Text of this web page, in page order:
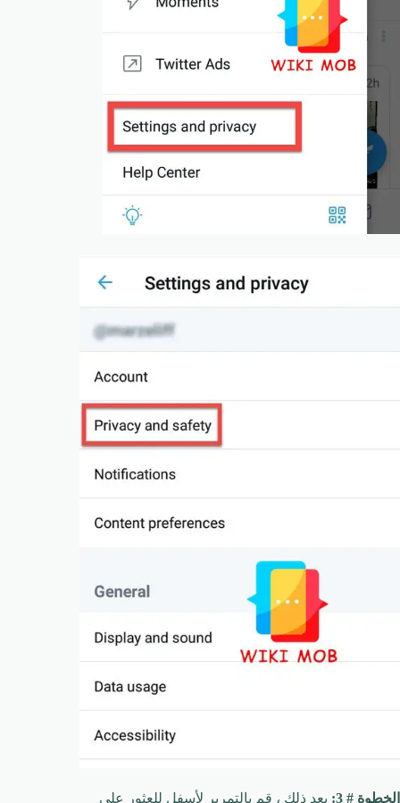
الخطوة # 3:
بعد ذلك ، قم بالتمرير لأسفل للعثور على